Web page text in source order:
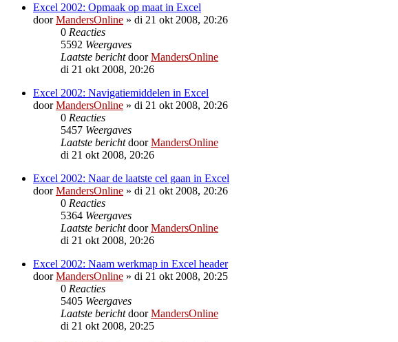
Excel 2002: Opmaak op maat in Excel
doorMandersOnline » di 21 okt 2008, 20:26
0 Reacties
5592 Weergaves
Laatste berichtdoorMandersOnline
di 21 okt 2008, 20:26
Excel 2002: Navigatiemiddelen in Excel
doorMandersOnline » di 21 okt 2008, 20:26
0 Reacties
5457 Weergaves
Laatste berichtdoorMandersOnline
di 21 okt 2008, 20:26
Excel 2002: Naar de laatste cel gaan in Excel
doorMandersOnline » di 21 okt 2008, 20:26
0 Reacties
5364 Weergaves
Laatste berichtdoorMandersOnline
di 21 okt 2008, 20:26
Excel 2002: Naam werkmap in Excel header
doorMandersOnline » di 21 okt 2008, 20:25
0 Reacties
5405 Weergaves
Laatste berichtdoorMandersOnline
di 21 okt 2008, 20:25